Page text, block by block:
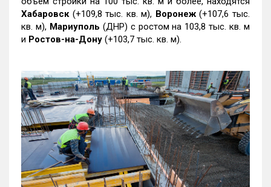
Хабаровск (+109,8 тыс. кв. м), Воронеж(+107,6 тыс.
кв. м), Мариуполь (ДНР) с ростом на 103,8 тыс. кв. м
и Ростов-на-Дону (+103,7 тыс. кв. м).